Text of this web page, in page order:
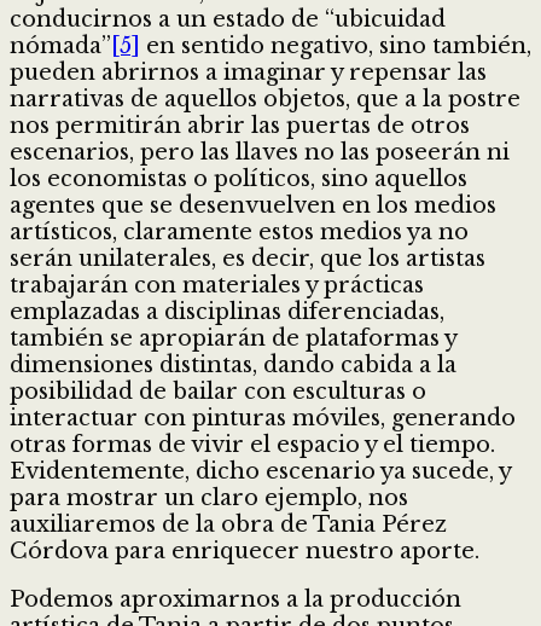
conducirnos a un estado de “ubicuidad
nómada” [5]
en sentido negativo, sino también,
pueden abrirnos a imaginar y repensar las
narrativas de aquellos objetos, que a la postre
nos permitirán abrir las puertas de otros
escenarios, pero las llaves no las poseerán ni
los economistas o políticos, sino aquellos
agentes que se desenvuelven en los medios
artísticos, claramente estos medios ya no
serán unilaterales, es decir, que los artistas
trabajarán con materiales y prácticas
emplazadas a disciplinas diferenciadas,
también se apropiarán de plataformas y
dimensiones distintas, dando cabida a la
posibilidad de bailar con esculturas o
interactuar con pinturas móviles, generando
otras formas de vivir el espacio y el tiempo.
Evidentemente, dicho escenario ya sucede, y
para mostrar un claro ejemplo, nos
auxiliaremos de la obra de Tania Pérez
Córdova para enriquecer nuestro aporte.
Podemos aproximarnos a la producción